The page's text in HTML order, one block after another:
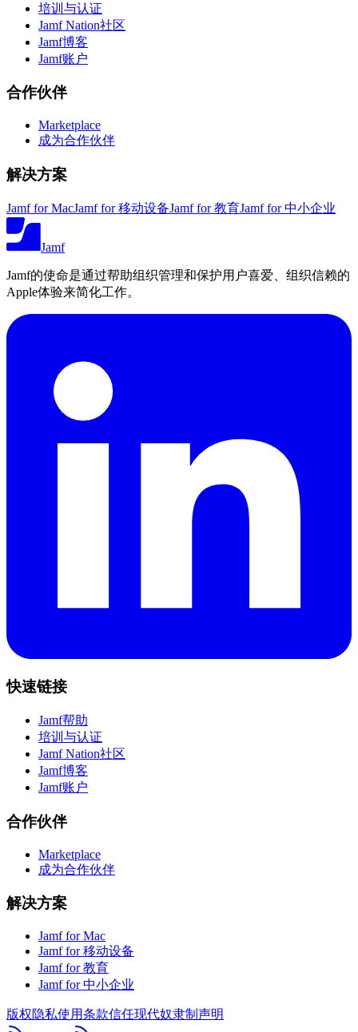
培训与认证
Jamf Nation社区
Jamf博客
Jamf账户
合作伙伴
Marketplace
成为合作伙伴
解决方案
Jamf for MacJamf for 移动设备Jamf for 教育Jamf for 中小企业
Jamf
Jamf的使命是通过帮助组织管理和保护用户喜爱、组织信赖的
Apple体验来简化工作。
快速链接
Jamf帮助
培训与认证
Jamf Nation社区
Jamf博客
Jamf账户
合作伙伴
Marketplace
成为合作伙伴
解决方案
Jamf for Mac
Jamf for 移动设备
Jamf for 教育
Jamf for 中小企业
版权隐私使用条款信任现代奴隶制声明